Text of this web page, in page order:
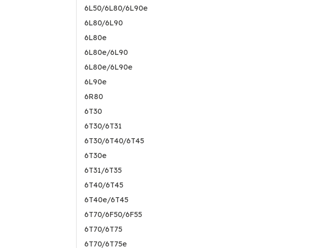
6L50/6L80/6L90e
6L80/6L90
6L80e
6L80e/6L90
6L80e/6L90e
6L90e
6R80
6T30
6T30/6T31
6T30/6T40/6T45
6T30e
6T31/6T35
6T40/6T45
6T40e/6T45
6T70/6F50/6F55
6T70/6T75
6T70/6T75e